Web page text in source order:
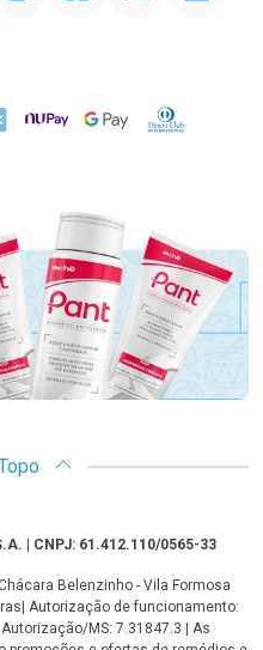
NuPay Google PayDiners Club
| CNPJ: 61.412.110/0565-33
Belenzinho - Vila Formosa
Autorização de funcionamento:
MS: 7.31847.3 | As